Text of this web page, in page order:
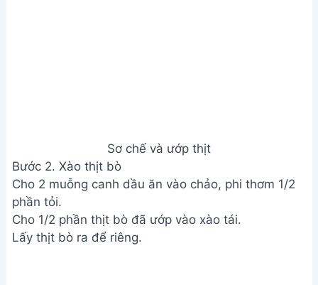
Nêm 1 muỗng canh hạt nêm, 1/3 muỗng canh
đường, đảo đều cho nguyên liệu thấm.